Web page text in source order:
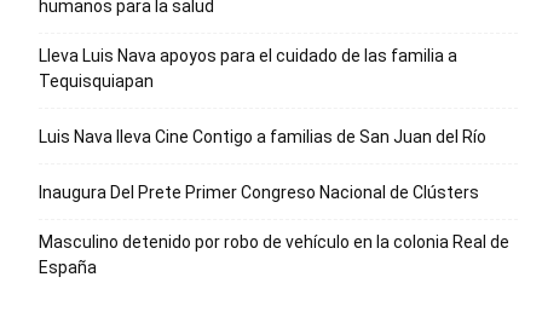
humanos para la salud
Lleva Luis Nava apoyos para el cuidado de las familia a
Tequisquiapan
Luis Nava lleva Cine Contigo a familias de San Juan del Río
Inaugura Del Prete Primer Congreso Nacional de Clústers
Masculino detenido por robo de vehículo en la colonia Real de
España